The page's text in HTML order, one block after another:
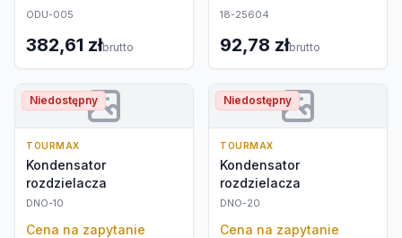
ODU-005
382,61 złbrutto
18-25604
92,78 złbrutto
Niedostępny
TOURMAX
Kondensator
rozdzielacza
DNO-10
Cena na zapytanie
Niedostępny
TOURMAX
Kondensator
rozdzielacza
DNO-20
Cena na zapytanie